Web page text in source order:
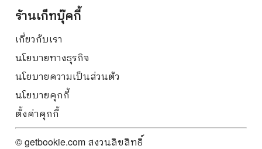
ร้านเก็ทบุ๊คกี้
เกี่ยวกับเรา
นโยบายทางธุรกิจ
นโยบายความเป็นส่วนตัว
นโยบายคุกกี้
ตั้งค่าคุกกี้
© getbookie.com สงวนลิขสิทธิ์